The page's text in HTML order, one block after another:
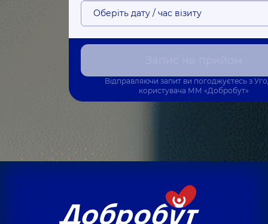
Оберіть дату / час візиту
Відправляючи запит ви погоджуєтесь з
користувача ММ «Добробут»